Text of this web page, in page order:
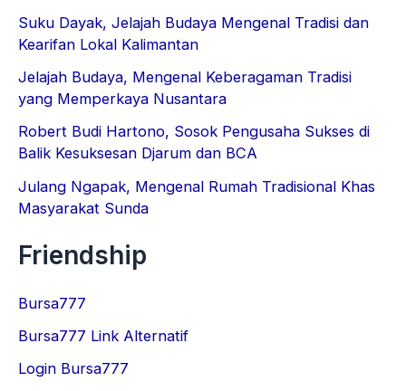
Suku Dayak, Jelajah Budaya Mengenal Tradisi dan
Kearifan Lokal Kalimantan
Jelajah Budaya, Mengenal Keberagaman Tradisi
yang Memperkaya Nusantara
Robert Budi Hartono, Sosok Pengusaha Sukses di
Balik Kesuksesan Djarum dan BCA
Julang Ngapak, Mengenal Rumah Tradisional Khas
Masyarakat Sunda
Friendship
Bursa777
Bursa777 Link Alternatif
Login Bursa777